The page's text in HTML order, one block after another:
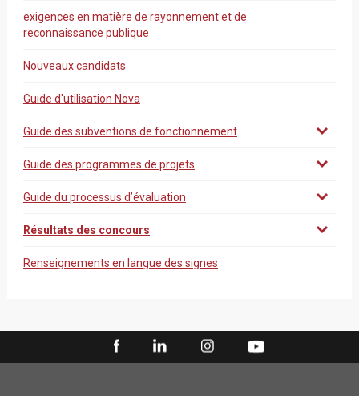
exigences en matière de rayonnement et de
reconnaissance publique
Nouveaux candidats
Guide d'utilisation Nova
Guide des subventions de fonctionnement
Guide des programmes de projets
Guide du processus d’évaluation
Résultats des concours
Renseignements en langue des signes